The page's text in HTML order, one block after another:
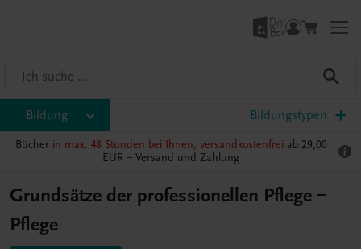
Bildung Bildungstypen
Bücher in max. 48 Stunden bei Ihnen, versandkostenfrei ab 29,00
EUR – Versand und Zahlung
Grundsätze der professionellen Pflege –
Pflege